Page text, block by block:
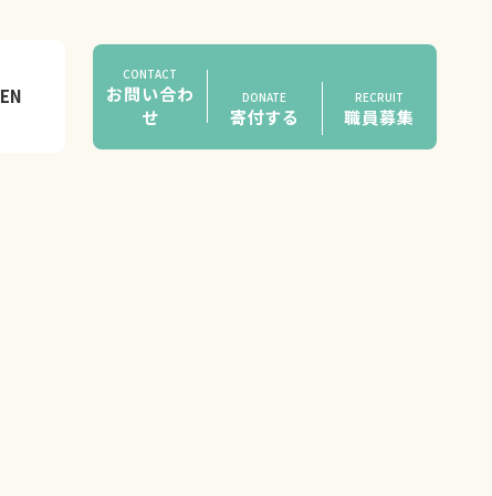
EN
CONTACT
お問い合わ
せ
DONATE
寄付する
RECRUIT
職員募集